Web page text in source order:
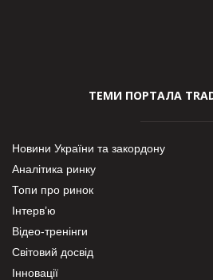
ТЕМИ ПОРТАЛА
Новини України та закордону
Аналітика ринку
Топи про ринок
Інтерв’ю
Відео-тренінги
Світовий досвід
Інновації